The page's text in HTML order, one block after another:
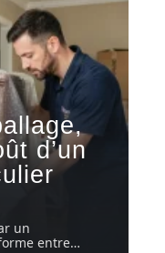
d’un
un
entre…